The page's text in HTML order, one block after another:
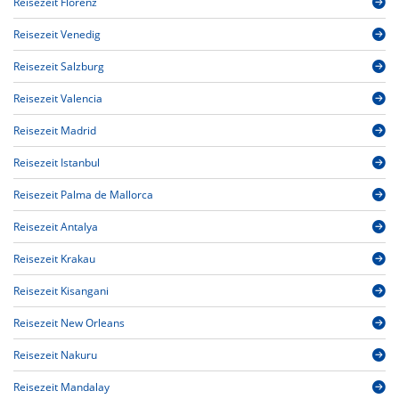
Reisezeit Venedig
Reisezeit Salzburg
Reisezeit Valencia
Reisezeit Madrid
Reisezeit Istanbul
Reisezeit Palma de Mallorca
Reisezeit Antalya
Reisezeit Krakau
Reisezeit Kisangani
Reisezeit New Orleans
Reisezeit Nakuru
Reisezeit Mandalay